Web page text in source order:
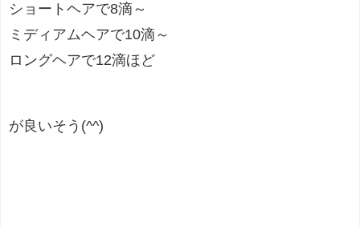
ショートヘアで8滴～
ミディアムヘアで10滴～
ロングヘアで12滴ほど
が良いそう(^^)